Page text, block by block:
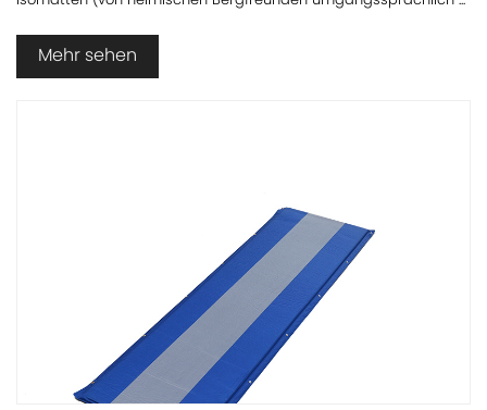
Mehr sehen